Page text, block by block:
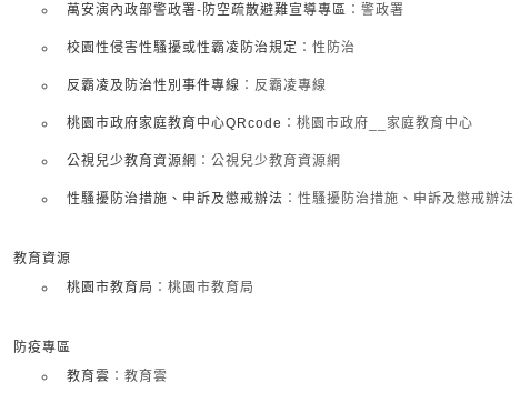
萬安演內政部警政署-防空疏散避難宣導專區 ：警政署
校園性侵害性騷擾或性霸凌防治規定 ：性防治
反霸凌及防治性別事件專線 ：反霸凌專線
桃園市政府家庭教育中心QRcode ：桃園市政府__家庭教育中心
公視兒少教育資源網 ：公視兒少教育資源網
性騷擾防治措施、申訴及懲戒辦法 ：性騷擾防治措施、申訴及懲戒辦法
教育資源
桃園市教育局 ：桃園市教育局
防疫專區
教育雲 ：教育雲